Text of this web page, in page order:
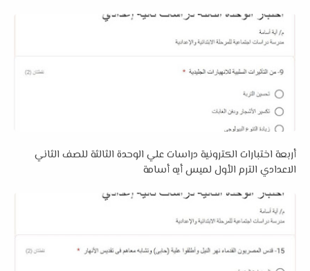
أربعة اختبارات الكترونية دراسات علي الوحدة الثالثة للصف الثاني
الاعدادي الترم الأول لميس أيه أسامة